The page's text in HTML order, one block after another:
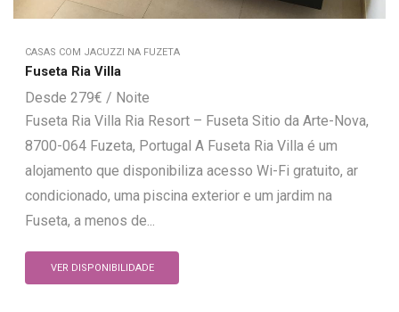
CASAS COM JACUZZI NA FUZETA
Fuseta Ria Villa
279€
Fuseta Ria Villa Ria Resort – Fuseta Sitio da Arte-Nova,
8700-064 Fuzeta, Portugal A Fuseta Ria Villa é um
alojamento que disponibiliza acesso Wi-Fi gratuito, ar
condicionado, uma piscina exterior e um jardim na
Fuseta, a menos de...
VER DISPONIBILIDADE